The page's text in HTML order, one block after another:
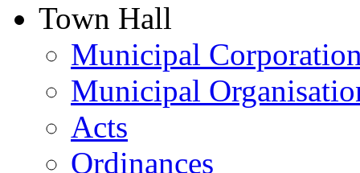
Town Hall
Municipal
Municipal
Acts
Ordinances